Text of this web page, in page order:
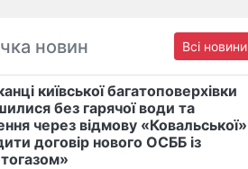
новин Всі новини
київської багатоповерхівки
без гарячої води та
через відмову «Ковальської»
договір нового ОСББ із